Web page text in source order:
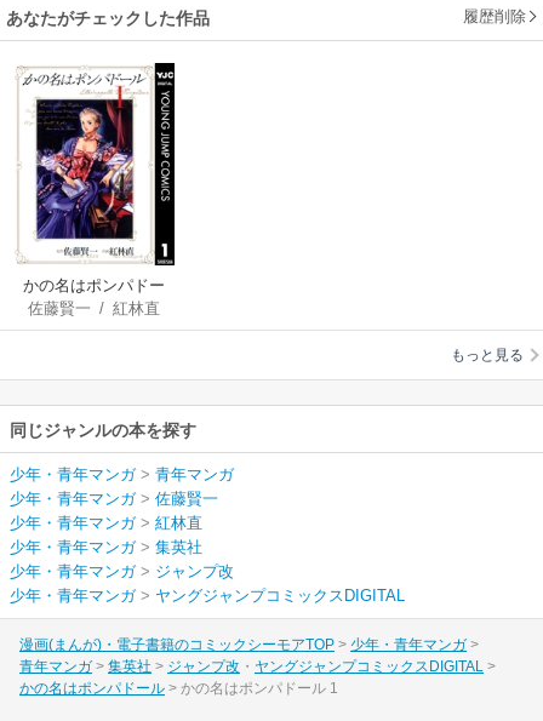
あなたがチェックした作品 履歴削除
かの名はポンパドー
ル
佐藤賢一 /紅林直
もっと見る
同じジャンルの本を探す
少年・青年マンガ> 青年マンガ
少年・青年マンガ> 佐藤賢一
少年・青年マンガ> 紅林直
少年・青年マンガ> 集英社
少年・青年マンガ> ジャンプ改
少年・青年マンガ> ヤングジャンプコミックスDIGITAL
漫画(まんが)・電子書籍のコミックシーモアTOP
少年・青年マンガ
青年マンガ
集英社 ジャンプ改
ヤングジャンプコミックスDIGITAL
かの名はポンパドール
かの名はポンパドール 1